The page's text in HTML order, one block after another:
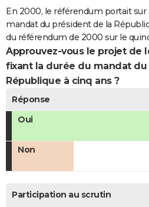
En 2000, le référendum portait sur
mandat du président de la
du référendum de 2000 sur le
Approuvez-vous le projet de
fixant la durée du mandat
République à cinq ans ?
Réponse
Oui
Non
Participation au scrutin